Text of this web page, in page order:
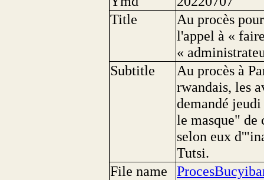
Title
Au procès
l'appel à «
«
Subtitle
Au procès à
rwandais, les
demandé
le masque" de
selon eux
Tutsi.
File name